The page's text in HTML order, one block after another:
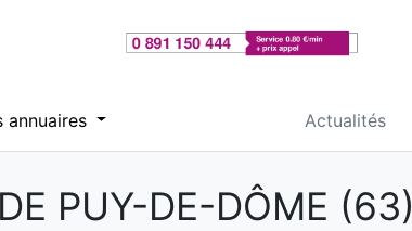
annuaires Actualités
PUY-DE-DÔME (63)